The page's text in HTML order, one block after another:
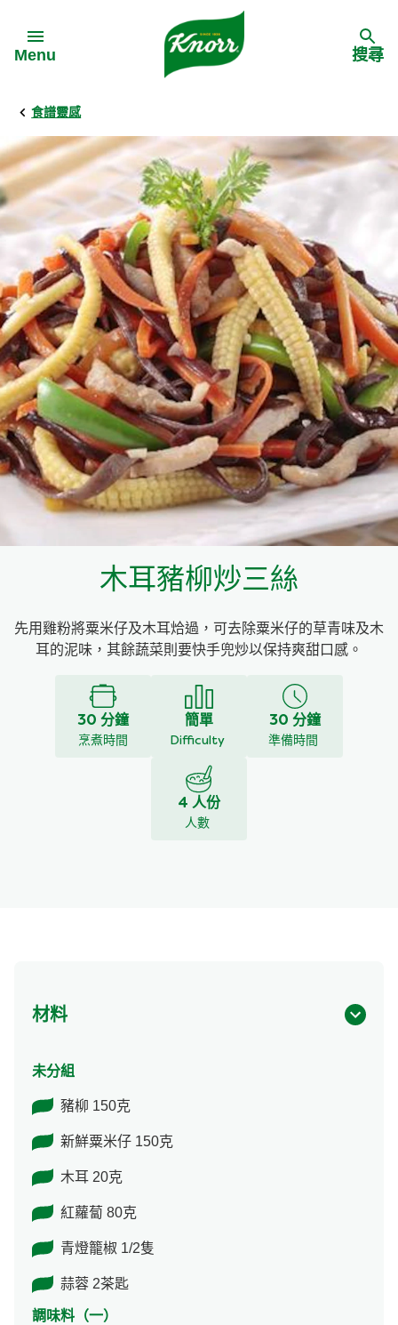
Menu
Back
食譜靈感
料理食材
料理方式
季節節慶
多國料理
料理種類
Back
家樂牌產品
家樂牌純鮮雞粉
家樂牌雞粉
家樂牌鮮菇粉
家樂牌濃湯寶
家樂牌雞汁
家樂牌快熟通心粉
家樂牌鷹粟粉
家樂牌雞湯粒
家樂牌純鮮清雞湯
Back
主頁
背景
甚麼是愛環境食材
愛環境食材名單
愛環境食材食譜
愛環境食材篩選條件
搜尋
食譜靈感
木耳豬柳炒三絲
先用雞粉將粟米仔及木耳烚過，可去除粟米仔的草青味及木
耳的泥味，其餘蔬菜則要快手兜炒以保持爽甜口感。
30 分鐘
烹煮時間
簡單
Difficulty
30 分鐘
準備時間
4 人份
人數
材料
未分組
豬柳 150克
新鮮粟米仔 150克
木耳 20克
紅蘿蔔 80克
青燈籠椒 1/2隻
蒜蓉 2茶匙
調味料（一）